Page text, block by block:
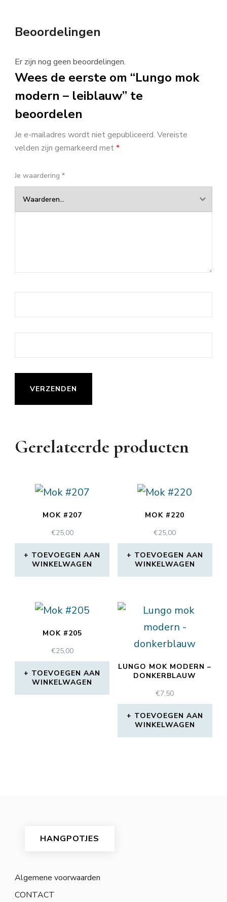
Beoordelingen
Er zijn nog geen beoordelingen.
Wees de eerste om “Lungo mok
modern – leiblauw” te
beoordelen
Je e-mailadres wordt niet gepubliceerd. Vereiste
velden zijn gemarkeerd met*
Je waardering *
Gerelateerde producten
MOK #207
€25,00
TOEVOEGEN AAN
WINKELWAGEN
MOK #220
€25,00
TOEVOEGEN AAN
WINKELWAGEN
MOK #205
€25,00
TOEVOEGEN AAN
WINKELWAGEN
LUNGO MOK MODERN –
DONKERBLAUW
€7,50
TOEVOEGEN AAN
WINKELWAGEN
HANGPOTJES
Algemene voorwaarden
CONTACT